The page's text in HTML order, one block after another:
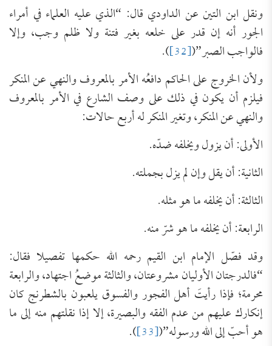
ونقل ابن التين عن الداودي قال: “الذي عليه العلماء في أمراء
الجور أنه إن قدر على خلعه بغير فتنة ولا ظلم وجب، وإلا
فالواجب الصبر”([32]
).
ولأن الخروج على الحاكم دافعُه الأمر بالمعروف والنهي عن المنكر
فيلزم أن يكون في ذلك على وصف الشارع في الأمر بالمعروف
والنهي عن المنكر، وتغير المنكر له أربع حالات:
الأولى: أن يزول ويخلفه ضدّه.
الثانية: أن يقل وإن لم يزل بجملته.
الثالثة: أن يخلفه ما هو مثله.
الرابعة: أن يخلفه ما هو شرّ منه.
وقد فصّل الإمام ابن القيم رحمه الله حكمها تفصيلا فقال:
“فالدرجتان الأوليان مشروعتان، والثالثة موضعُ اجتهاد، والرابعة
محرمة؛ فإذا رأيتَ أهل الفجور والفسوق يلعبون بالشطرنج كان
إنكارك عليهم من عدم الفقه والبصيرة، إلا إذا نقلتهم منه إلى ما
هو أحبّ إلى الله ورسوله”([33]
).